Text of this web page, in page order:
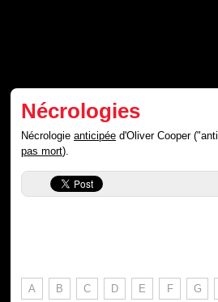
Nécrologies
Nécrologieanticipée d'Oliver Cooper
pas mort).
A B C D E F G